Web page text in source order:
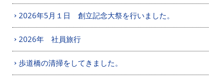
2026年5月１日 創立記念大祭を行いました。
2026年 社員旅行
歩道橋の清掃をしてきました。